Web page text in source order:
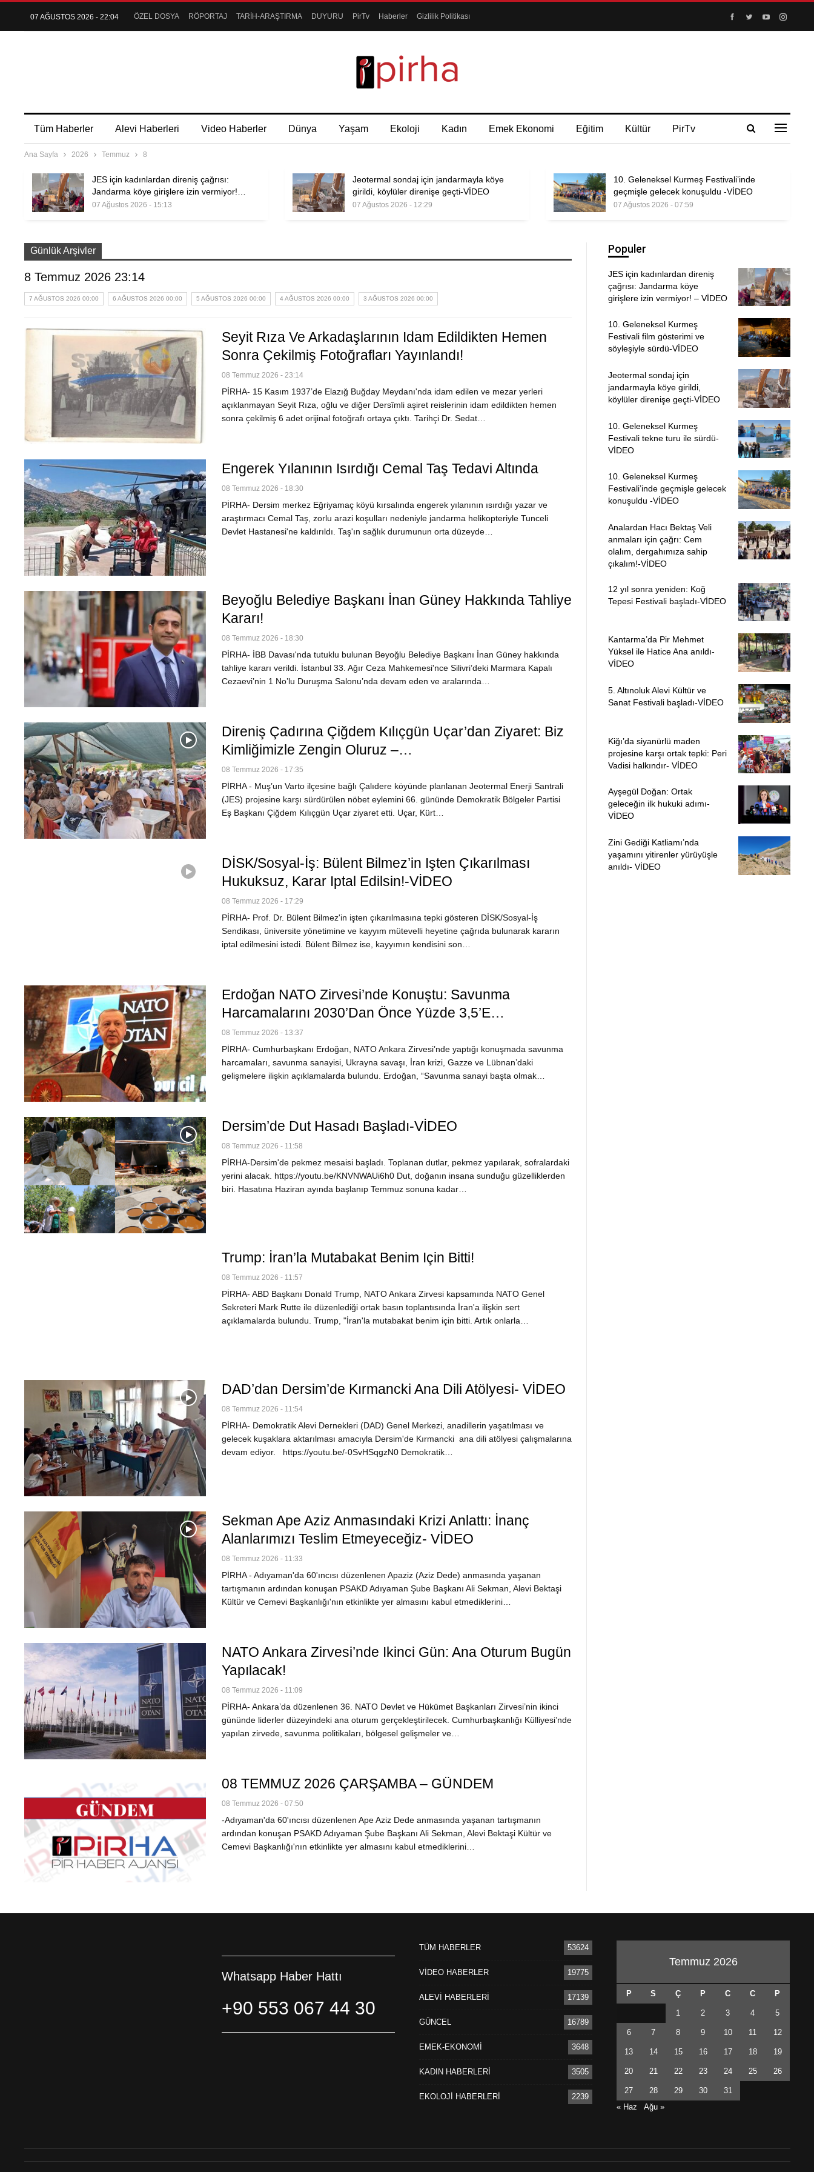
07 AĞUSTOS 2026 - 22:04 ÖZEL DOSYA RÖPORTAJ TARİH-ARAŞTIRMA DUYURU PirTv Haberler Gizlilik Politikası
Tüm Haberler Alevi Haberleri Video Haberler Dünya Yaşam Ekoloji Kadın Emek Ekonomi Eğitim Kültür PirTv
Ana Sayfa 2026 Temmuz 8
JES için kadınlardan direniş çağrısı:
Jandarma köye girişlere izin vermiyor!…
07 Ağustos 2026 - 15:13
Jeotermal sondaj için jandarmayla köye
girildi, köylüler direnişe geçti-VİDEO
07 Ağustos 2026 - 12:29
10. Geleneksel Kurmeş Festivali’inde
geçmişle gelecek konuşuldu -VİDEO
07 Ağustos 2026 - 07:59
Günlük Arşivler
8 Temmuz 2026 23:14
7 AĞUSTOS 2026 00:00 6 AĞUSTOS 2026 00:00 5 AĞUSTOS 2026 00:00 4 AĞUSTOS 2026 00:00 3 AĞUSTOS 2026 00:00
Seyit Rıza Ve Arkadaşlarının Idam Edildikten Hemen
Sonra Çekilmiş Fotoğrafları Yayınlandı!
08 Temmuz 2026 - 23:14
PİRHA- 15 Kasım 1937’de Elazığ Buğday Meydanı'nda idam edilen ve mezar yerleri
açıklanmayan Seyit Rıza, oğlu ve diğer Dersîmli aşiret reislerinin idam edildikten hemen
sonra çekilmiş 6 adet orijinal fotoğrafı ortaya çıktı. Tarihçi Dr. Sedat…
Engerek Yılanının Isırdığı Cemal Taş Tedavi Altında
08 Temmuz 2026 - 18:30
PİRHA- Dersim merkez Eğriyamaç köyü kırsalında engerek yılanının ısırdığı yazar ve
araştırmacı Cemal Taş, zorlu arazi koşulları nedeniyle jandarma helikopteriyle Tunceli
Devlet Hastanesi'ne kaldırıldı. Taş'ın sağlık durumunun orta düzeyde…
Beyoğlu Belediye Başkanı İnan Güney Hakkında Tahliye
Kararı!
08 Temmuz 2026 - 18:30
PİRHA- İBB Davası'nda tutuklu bulunan Beyoğlu Belediye Başkanı İnan Güney hakkında
tahliye kararı verildi. İstanbul 33. Ağır Ceza Mahkemesi'nce Silivri’deki Marmara Kapalı
Cezaevi’nin 1 No’lu Duruşma Salonu’nda devam eden ve aralarında…
Direniş Çadırına Çiğdem Kılıçgün Uçar’dan Ziyaret: Biz
Kimliğimizle Zengin Oluruz –…
08 Temmuz 2026 - 17:35
PİRHA - Muş’un Varto ilçesine bağlı Çalıdere köyünde planlanan Jeotermal Enerji Santrali
(JES) projesine karşı sürdürülen nöbet eylemini 66. gününde Demokratik Bölgeler Partisi
Eş Başkanı Çiğdem Kılıçgün Uçar ziyaret etti. Uçar, Kürt…
DİSK/Sosyal-İş: Bülent Bilmez’in Işten Çıkarılması
Hukuksuz, Karar Iptal Edilsin!-VİDEO
08 Temmuz 2026 - 17:29
PİRHA- Prof. Dr. Bülent Bilmez'in işten çıkarılmasına tepki gösteren DİSK/Sosyal-İş
Sendikası, üniversite yönetimine ve kayyım mütevelli heyetine çağrıda bulunarak kararın
iptal edilmesini istedi. Bülent Bilmez ise, kayyımın kendisini son…
Erdoğan NATO Zirvesi’nde Konuştu: Savunma
Harcamalarını 2030’dan Önce Yüzde 3,5’e…
08 Temmuz 2026 - 13:37
PİRHA- Cumhurbaşkanı Erdoğan, NATO Ankara Zirvesi’nde yaptığı konuşmada savunma
harcamaları, savunma sanayisi, Ukrayna savaşı, İran krizi, Gazze ve Lübnan’daki
gelişmelere ilişkin açıklamalarda bulundu. Erdoğan, “Savunma sanayi başta olmak…
Dersim’de Dut Hasadı Başladı-VİDEO
08 Temmuz 2026 - 11:58
PİRHA-Dersim'de pekmez mesaisi başladı. Toplanan dutlar, pekmez yapılarak, sofralardaki
yerini alacak. https://youtu.be/KNVNWAUi6h0 Dut, doğanın insana sunduğu güzelliklerden
biri. Hasatına Haziran ayında başlanıp Temmuz sonuna kadar…
Trump: İran’la Mutabakat Benim Için Bitti!
08 Temmuz 2026 - 11:57
PİRHA- ABD Başkanı Donald Trump, NATO Ankara Zirvesi kapsamında NATO Genel
Sekreteri Mark Rutte ile düzenlediği ortak basın toplantısında İran'a ilişkin sert
açıklamalarda bulundu. Trump, "İran'la mutabakat benim için bitti. Artık onlarla…
DAD’dan Dersim’de Kırmancki Ana Dili Atölyesi- VİDEO
08 Temmuz 2026 - 11:54
PİRHA- Demokratik Alevi Dernekleri (DAD) Genel Merkezi, anadillerin yaşatılması ve
gelecek kuşaklara aktarılması amacıyla Dersim'de Kırmancki ana dili atölyesi çalışmalarına
devam ediyor. https://youtu.be/-0SvHSqgzN0 Demokratik…
Sekman Ape Aziz Anmasındaki Krizi Anlattı: İnanç
Alanlarımızı Teslim Etmeyeceğiz- VİDEO
08 Temmuz 2026 - 11:33
PİRHA - Adıyaman'da 60'ıncısı düzenlenen Apaziz (Aziz Dede) anmasında yaşanan
tartışmanın ardından konuşan PSAKD Adıyaman Şube Başkanı Ali Sekman, Alevi Bektaşi
Kültür ve Cemevi Başkanlığı'nın etkinlikte yer almasını kabul etmediklerini…
NATO Ankara Zirvesi’nde Ikinci Gün: Ana Oturum Bugün
Yapılacak!
08 Temmuz 2026 - 11:09
PİRHA- Ankara’da düzenlenen 36. NATO Devlet ve Hükümet Başkanları Zirvesi’nin ikinci
gününde liderler düzeyindeki ana oturum gerçekleştirilecek. Cumhurbaşkanlığı Külliyesi’nde
yapılan zirvede, savunma politikaları, bölgesel gelişmeler ve…
08 TEMMUZ 2026 ÇARŞAMBA – GÜNDEM
08 Temmuz 2026 - 07:50
-Adıyaman'da 60'ıncısı düzenlenen Ape Aziz Dede anmasında yaşanan tartışmanın
ardından konuşan PSAKD Adıyaman Şube Başkanı Ali Sekman, Alevi Bektaşi Kültür ve
Cemevi Başkanlığı'nın etkinlikte yer almasını kabul etmediklerini…
Populer
JES için kadınlardan direniş
çağrısı: Jandarma köye
girişlere izin vermiyor! – VİDEO
10. Geleneksel Kurmeş
Festivali film gösterimi ve
söyleşiyle sürdü-VİDEO
Jeotermal sondaj için
jandarmayla köye girildi,
köylüler direnişe geçti-VİDEO
10. Geleneksel Kurmeş
Festivali tekne turu ile sürdü-
VİDEO
10. Geleneksel Kurmeş
Festivali’inde geçmişle gelecek
konuşuldu -VİDEO
Analardan Hacı Bektaş Veli
anmaları için çağrı: Cem
olalım, dergahımıza sahip
çıkalım!-VİDEO
12 yıl sonra yeniden: Koğ
Tepesi Festivali başladı-VİDEO
Kantarma’da Pir Mehmet
Yüksel ile Hatice Ana anıldı-
VİDEO
5. Altınoluk Alevi Kültür ve
Sanat Festivali başladı-VİDEO
Kiğı’da siyanürlü maden
projesine karşı ortak tepki: Peri
Vadisi halkındır- VİDEO
Ayşegül Doğan: Ortak
geleceğin ilk hukuki adımı-
VİDEO
Zini Gediği Katliamı’nda
yaşamını yitirenler yürüyüşle
anıldı- VİDEO
Whatsapp Haber Hattı
+90 553 067 44 30
TÜM HABERLER 53624
VİDEO HABERLER 19775
ALEVİ HABERLERİ 17139
GÜNCEL 16789
EMEK-EKONOMİ 3648
KADIN HABERLERİ 3505
EKOLOJİ HABERLERİ 2239
Temmuz 2026
P S Ç P C C P
1 2 3 4 5
6 7 8 9 10 11 12
13 14 15 16 17 18 19
20 21 22 23 24 25 26
27 28 29 30
31
« Haz
Ağu »